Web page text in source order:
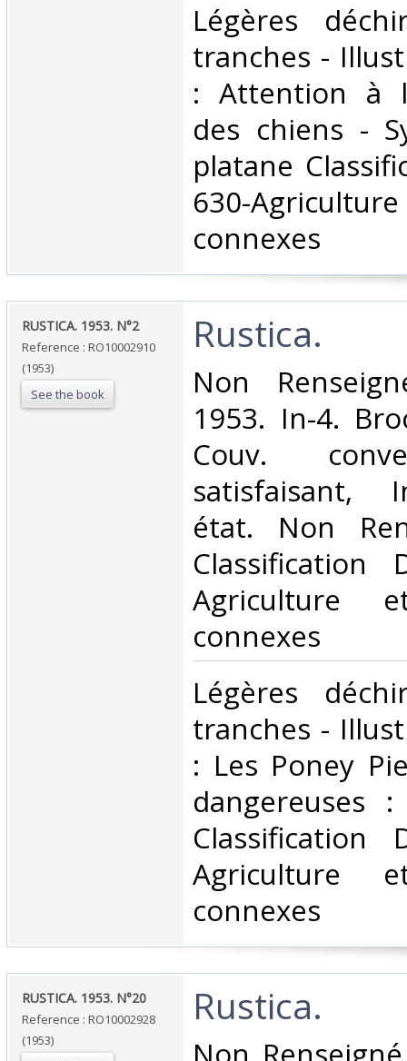
‎Légères
tranches -
: Attention à
des chiens -
platane
630-
connexes‎
‎RUSTICA. 1953. N°2‎
Reference : RO10002910
(1953)
See the book
‎Rustica.‎
‎Non
1953. In-4.
Couv.
satisfaisant,
état. Non
Classification
Agriculture
connexes‎
‎Légères
tranches -
: Les Poney
dangereuses
Classification
Agriculture
connexes‎
‎RUSTICA. 1953. N°20‎
Reference : RO10002928
(1953)
‎Rustica.‎